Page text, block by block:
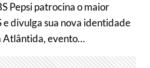
Pepsi patrocina o maior
e divulga sua nova identidade
Atlântida, evento…